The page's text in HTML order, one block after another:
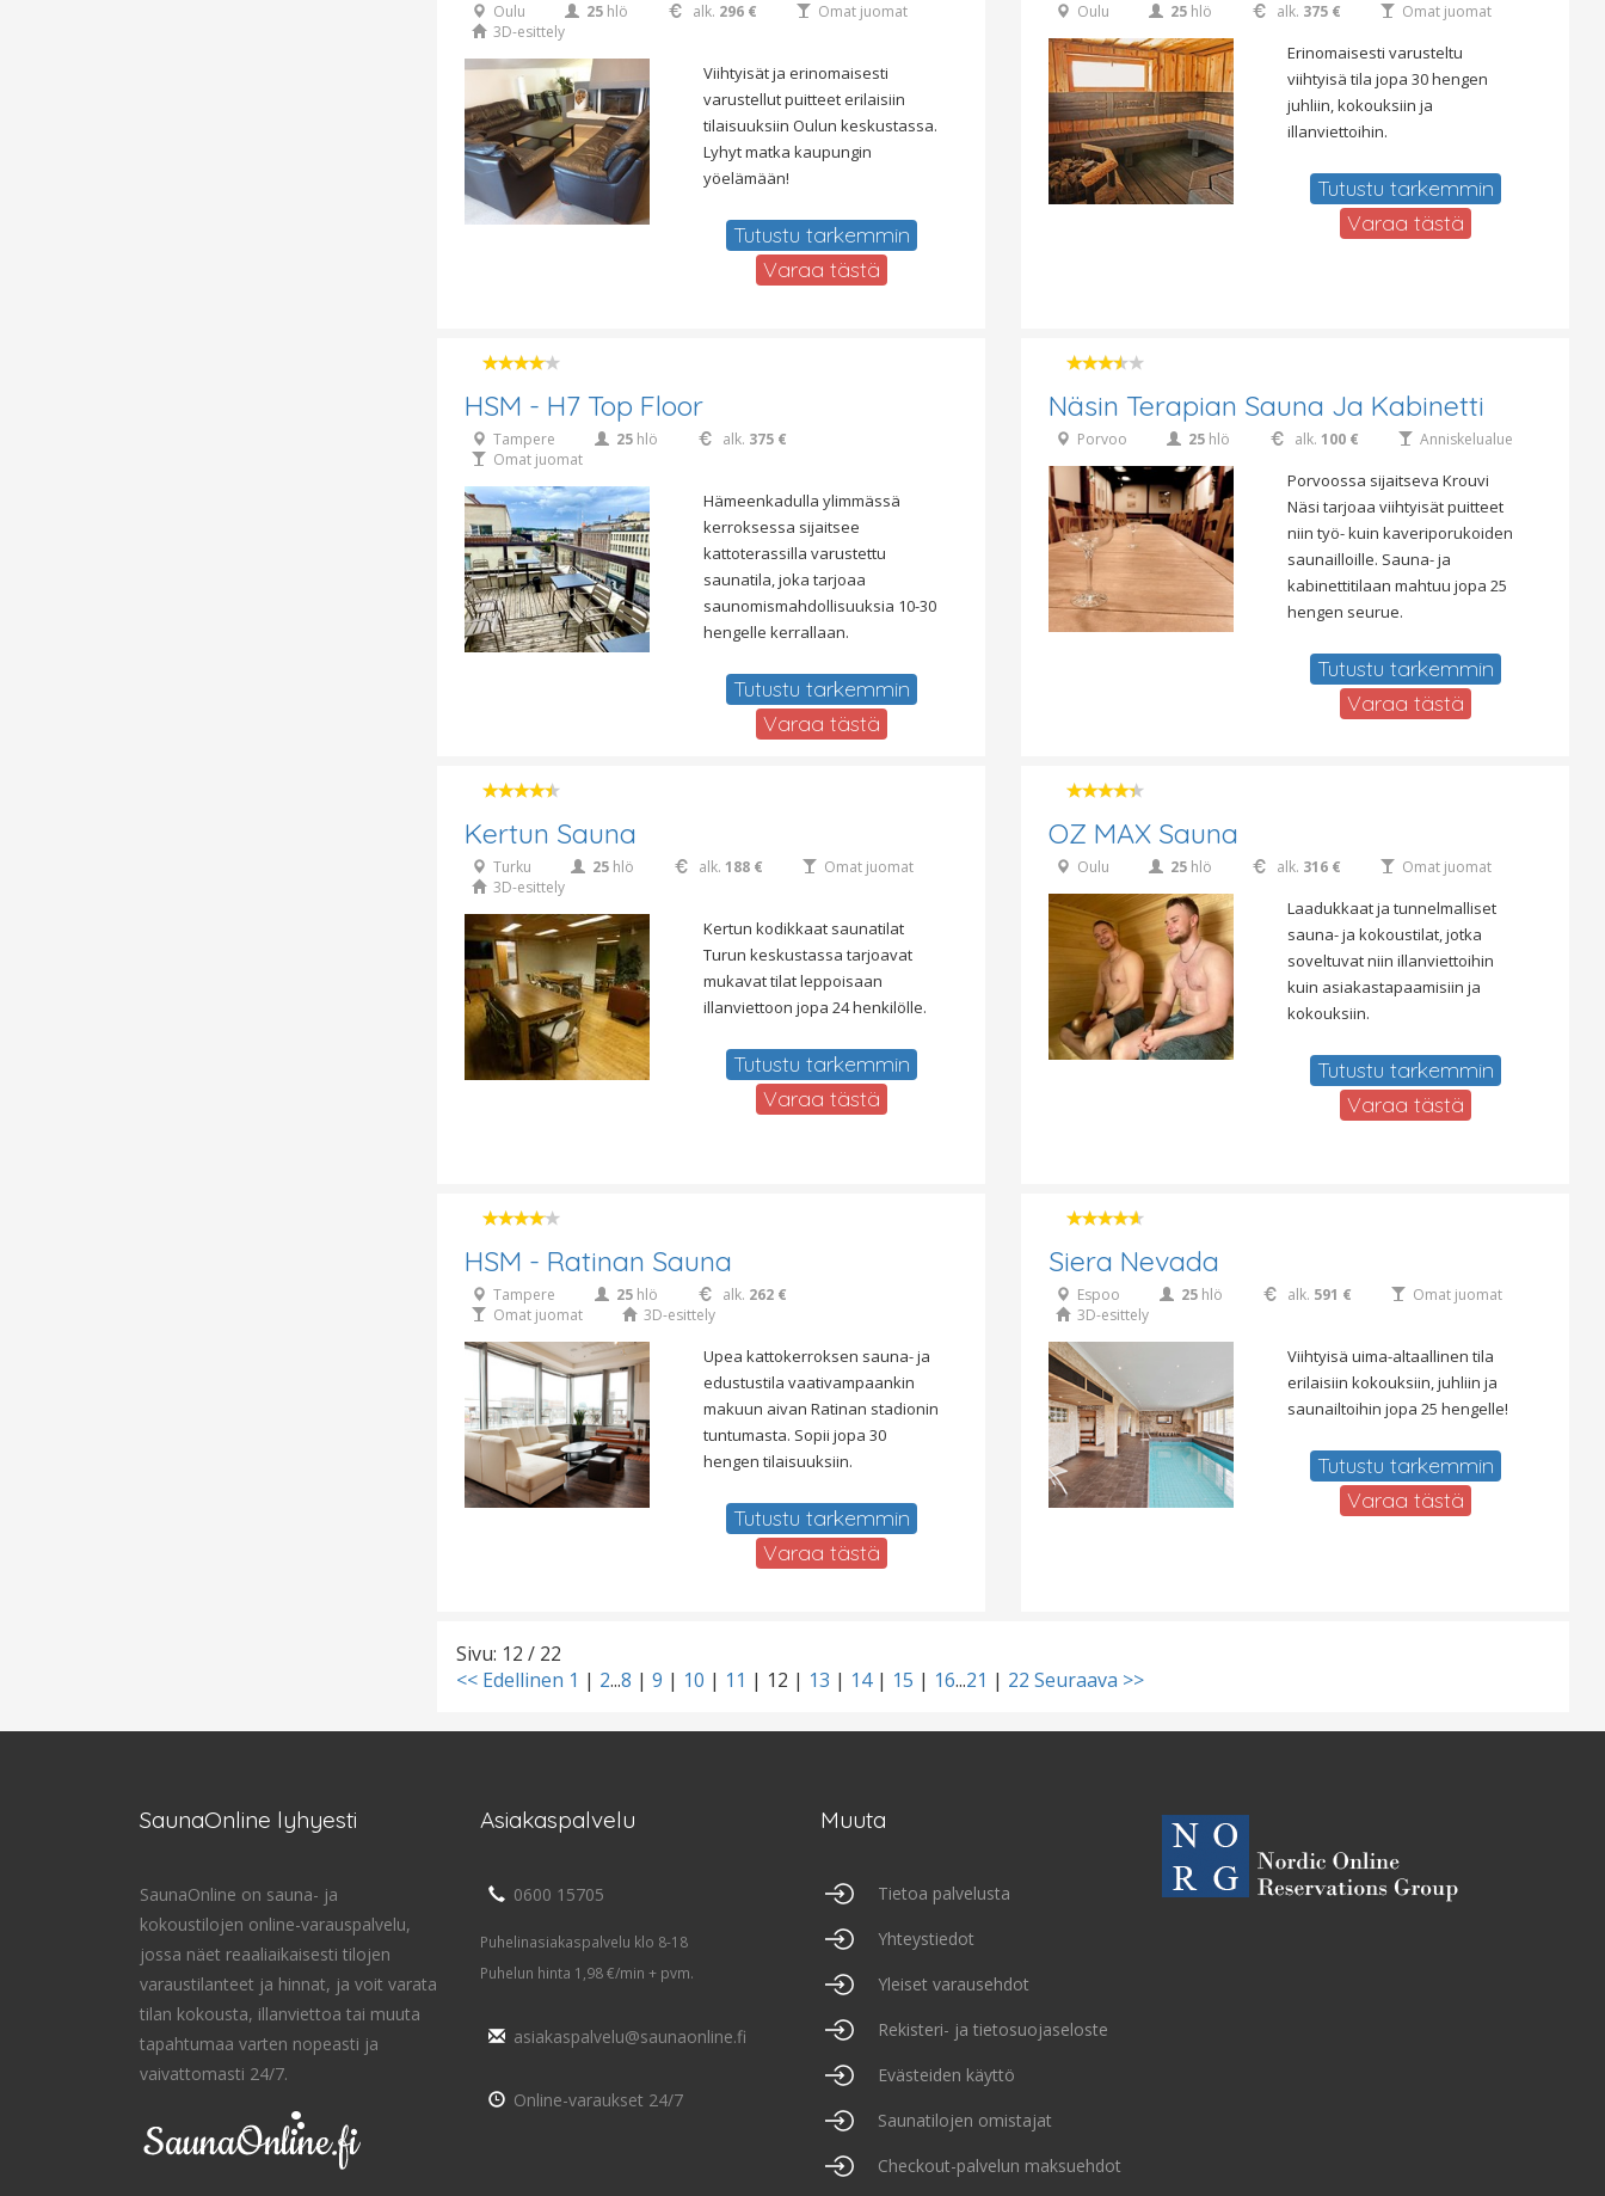
Oulu 25 hlö alk. 296 €
Omat juomat
3D-esittely
Viihtyisät ja erinomaisesti
varustellut puitteet erilaisiin
tilaisuuksiin Oulun keskustassa.
Lyhyt matka kaupungin
yöelämään!
Tutustu tarkemmin
Varaa tästä
Oulu 25 hlö alk. 375 € Omat juomat
Erinomaisesti varusteltu
viihtyisä tila jopa 30 hengen
juhliin, kokouksiin ja
illanviettoihin.
Tutustu tarkemmin
Varaa tästä
HSM - H7 Top Floor
Tampere 25 hlö alk. 375 €
Omat juomat
Hämeenkadulla ylimmässä
kerroksessa sijaitsee
kattoterassilla varustettu
saunatila, joka tarjoaa
saunomismahdollisuuksia 10-30
hengelle kerrallaan.
Tutustu tarkemmin
Varaa tästä
Näsin Terapian Sauna Ja Kabinetti
Porvoo 25 hlö alk. 100 € Anniskelualue
Porvoossa sijaitseva Krouvi
Näsi tarjoaa viihtyisät puitteet
niin työ- kuin kaveriporukoiden
saunailloille. Sauna- ja
kabinettitilaan mahtuu jopa 25
hengen seurue.
Tutustu tarkemmin
Varaa tästä
Kertun Sauna
Turku 25 hlö alk. 188 €
Omat juomat
3D-esittely
Kertun kodikkaat saunatilat
Turun keskustassa tarjoavat
mukavat tilat leppoisaan
illanviettoon jopa 24 henkilölle.
Tutustu tarkemmin
Varaa tästä
OZ MAX Sauna
Oulu 25 hlö alk. 316 € Omat juomat
Laadukkaat ja tunnelmalliset
sauna- ja kokoustilat, jotka
soveltuvat niin illanviettoihin
kuin asiakastapaamisiin ja
kokouksiin.
Tutustu tarkemmin
Varaa tästä
HSM - Ratinan Sauna
Tampere 25 hlö alk. 262 €
Omat juomat
3D-esittely
Upea kattokerroksen sauna- ja
edustustila vaativampaankin
makuun aivan Ratinan stadionin
tuntumasta. Sopii jopa 30
hengen tilaisuuksiin.
Tutustu tarkemmin
Varaa tästä
Siera Nevada
Espoo 25 hlö alk. 591 €
Omat juomat
3D-esittely
Viihtyisä uima-altaallinen tila
erilaisiin kokouksiin, juhliin ja
saunailtoihin jopa 25 hengelle!
Tutustu tarkemmin
Varaa tästä
Sivu: 12 / 22
<< Edellinen 1 | 2...8 | 9 | 10 | 11 | 12 | 13 | 14| 15 | 16...21 | 22 Seuraava >>
SaunaOnline lyhyesti
SaunaOnline on sauna- ja
kokoustilojen online-varauspalvelu,
jossa näet reaaliaikaisesti tilojen
varaustilanteet ja hinnat, ja voit varata
tilan kokousta, illanviettoa tai muuta
tapahtumaa varten nopeasti ja
vaivattomasti 24/7.
Asiakaspalvelu
0600 15705
Puhelinasiakaspalvelu klo 8-18
Puhelun hinta 1,98 €/min + pvm.
asiakaspalvelu@saunaonline.fi
Online-varaukset 24/7
Muuta
Tietoa palvelusta
Yhteystiedot
Yleiset varausehdot
Rekisteri- ja tietosuojaseloste
Evästeiden käyttö
Saunatilojen omistajat
Checkout-palvelun maksuehdot